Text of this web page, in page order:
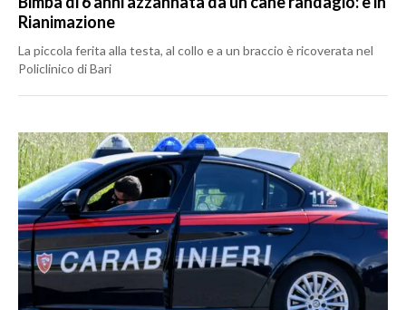
Rianimazione
La piccola ferita alla testa, al collo e a un braccio è ricoverata nel
Policlinico di Bari